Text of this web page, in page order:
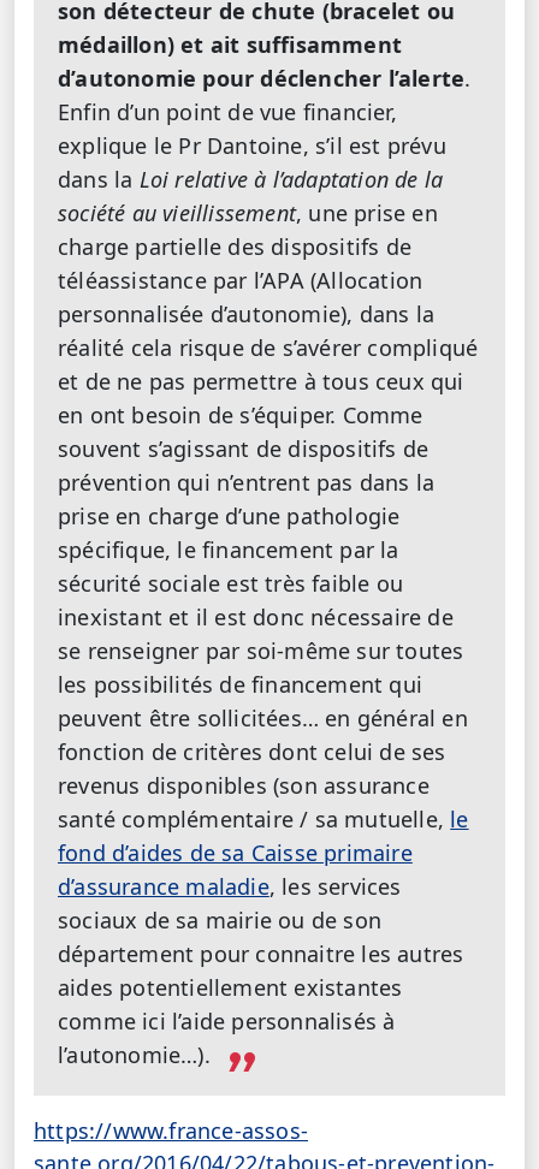
son détecteur de chute (bracelet ou
médaillon) et ait suffisamment
d’autonomie pour déclencher l’alerte.
Enfin d’un point de vue financier,
explique le Pr Dantoine, s’il est prévu
dans la Loi relative à l’adaptation de la
société au vieillissement, une prise en
charge partielle des dispositifs de
téléassistance par l’APA (Allocation
personnalisée d’autonomie), dans la
réalité cela risque de s’avérer compliqué
et de ne pas permettre à tous ceux qui
en ont besoin de s’équiper. Comme
souvent s’agissant de dispositifs de
prévention qui n’entrent pas dans la
prise en charge d’une pathologie
spécifique, le financement par la
sécurité sociale est très faible ou
inexistant et il est donc nécessaire de
se renseigner par soi-même sur toutes
les possibilités de financement qui
peuvent être sollicitées… en général en
fonction de critères dont celui de ses
revenus disponibles (son assurance
santé complémentaire / sa mutuelle, le
fond d’aides de sa Caisse primaire
d’assurance maladie, les services
sociaux de sa mairie ou de son
département pour connaitre les autres
aides potentiellement existantes
comme ici l’aide personnalisés à
l’autonomie…).
https://www.france-assos-
sante.org/2016/04/22/tabous-et-prevention-